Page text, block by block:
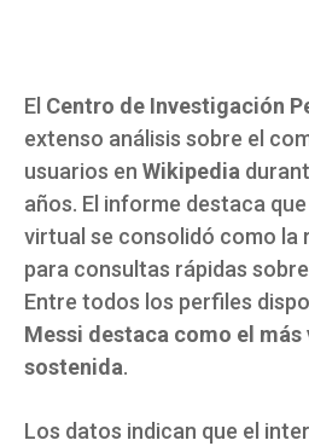
El Centro de Investigación
extenso análisis sobre el
usuarios en Wikipedia
años. El informe destaca
virtual se consolidó como la
para consultas rápidas
Entre todos los perfiles
Messi destaca como el
sostenida.
Los datos indican que el